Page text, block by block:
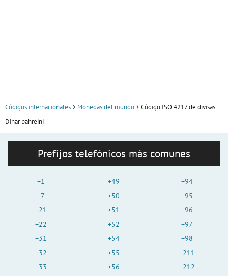
Códigos internacionales Monedas del mundo
Código ISO 4217 de divisas:
Dinar bahreiní
Prefijos telefónicos más comunes
+1
+7
+21
+22
+31
+32
+33
+49
+50
+51
+52
+54
+55
+56
+94
+95
+96
+97
+98
+211
+212